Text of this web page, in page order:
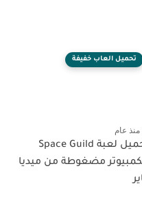
تحميل العاب خفيفة
منذ عام
تحميل لعبة Space Guild
مضغوطة من ميديا